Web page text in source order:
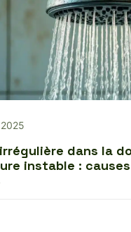
dans la
instable :